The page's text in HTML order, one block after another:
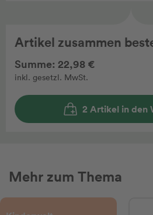
Artikel zusammen
Summe: 22,98 €
inkl. gesetzl. MwSt.
2 Artikel in den
Mehr zum Thema